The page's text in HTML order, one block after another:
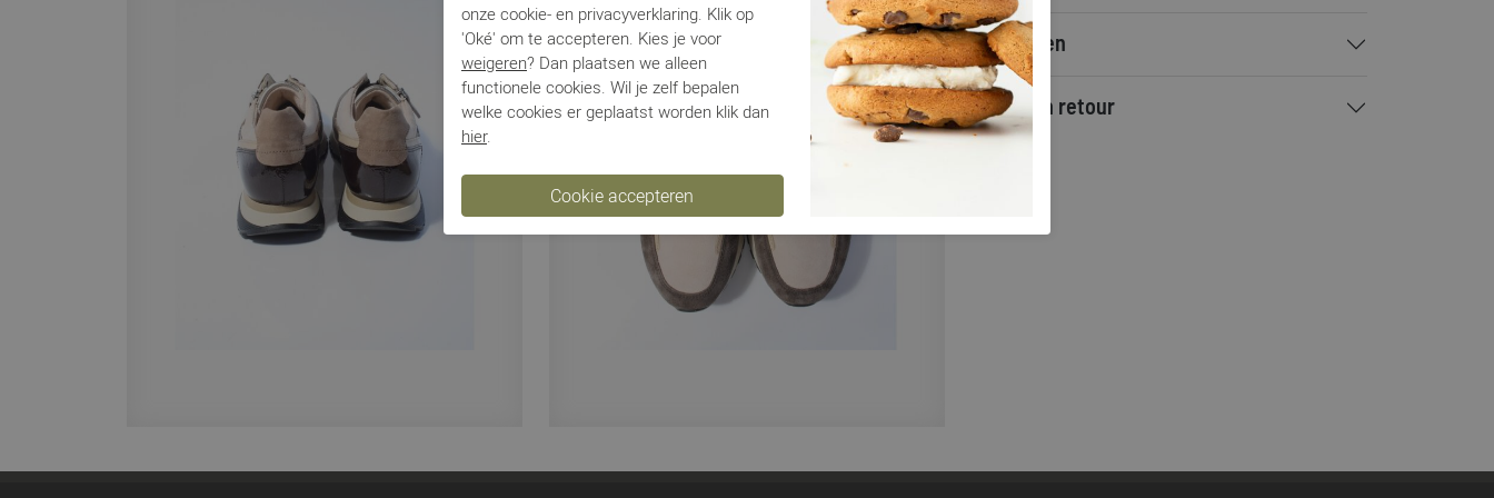
Verzenden
Ruilen en retour
onze cookie- en privacyverklaring. Klik op
'Oké' om te accepteren. Kies je voor
weigeren? Dan plaatsen we alleen
functionele cookies. Wil je zelf bepalen
welke cookies er geplaatst worden klik dan
hier.